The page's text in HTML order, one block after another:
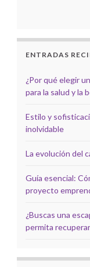
ENTRADAS
¿Por qué elegir
para la salud y la
Estilo y
inolvidable
La evolución del
Guía esencial:
proyecto
¿Buscas una
permita recuperar